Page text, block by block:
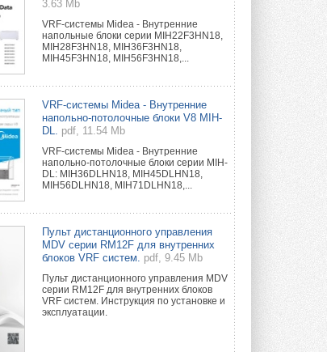
3.63 Mb
VRF-системы Midea - Внутренние
напольные блоки серии MIH22F3HN18,
MIH28F3HN18, MIH36F3HN18,
MIH45F3HN18, MIH56F3HN18,...
VRF-системы Midea - Внутренние
напольно-потолочные блоки V8 MIH-
DL.
pdf, 11.54 Mb
VRF-системы Midea - Внутренние
напольно-потолочные блоки серии MIH-
DL: MIH36DLHN18, MIH45DLHN18,
MIH56DLHN18, MIH71DLHN18,...
Пульт дистанционного управления
MDV серии RM12F для внутренних
блоков VRF систем.
pdf, 9.45 Mb
Пульт дистанционного управления MDV
серии RM12F для внутренних блоков
VRF систем. Инструкция по установке и
эксплуатации.